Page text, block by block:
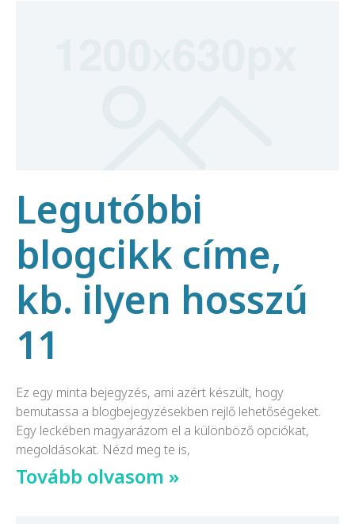
Legutóbbi
blogcikk címe,
kb. ilyen hosszú
11
Ez egy minta bejegyzés, ami azért készült, hogy
bemutassa a blogbejegyzésekben rejlő lehetőségeket.
Egy leckében magyarázom el a különböző opciókat,
megoldásokat. Nézd meg te is,
Tovább olvasom »